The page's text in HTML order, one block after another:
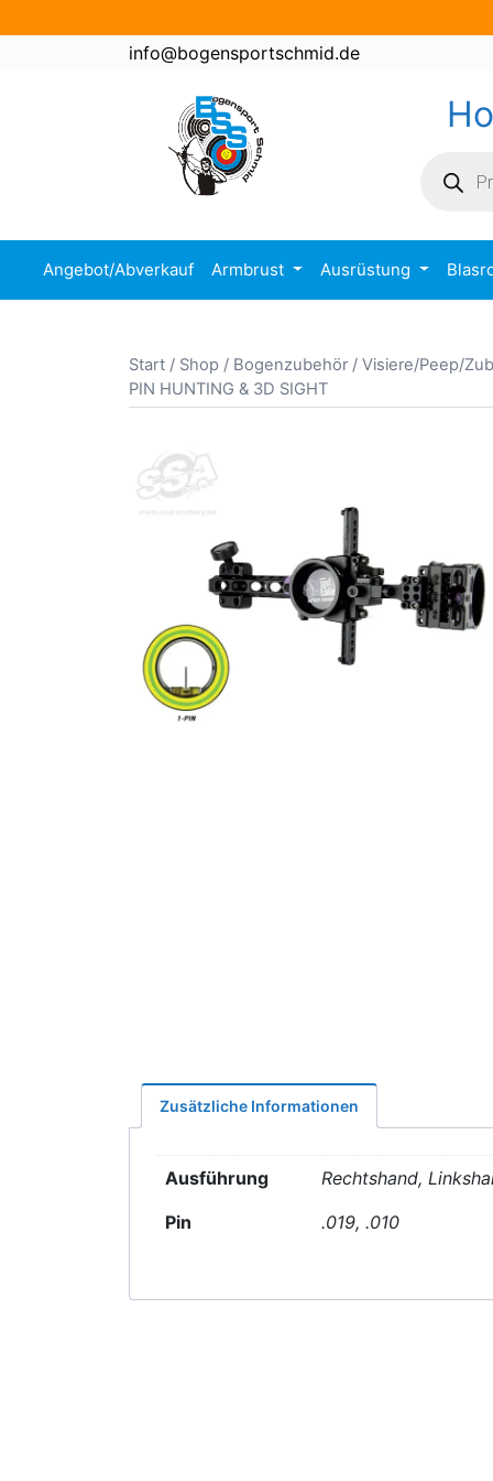
Inhalt
info@bogensportschmid.de
search
Angebot/Abverkauf Armbrust Ausrüstung
Start / Shop / Bogenzubehör / Visiere/Peep/
PIN HUNTING & 3D SIGHT
Zusätzliche Informationen
Ausführung
Rechtshand,
Pin
.019, .010